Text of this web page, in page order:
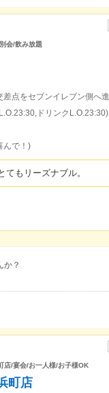
会/飲み放題
ドリンクL.O.23:30)
んで！)
もリーズナブル。
か？
店/宴会/お一人様/お子様OK
町店